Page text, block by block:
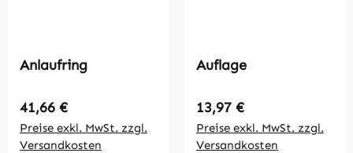
Anlaufring
Regulärer Preis:
41,66 €
Preise exkl. MwSt. zzgl.
Versandkosten
Auflage
Regulärer Preis:
13,97 €
Preise exkl. MwSt. zzgl.
Versandkosten